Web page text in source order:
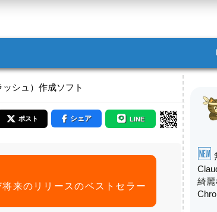
ッシュ）作成ソフト
ポスト シェア LINE
来のリリースのベストセラー